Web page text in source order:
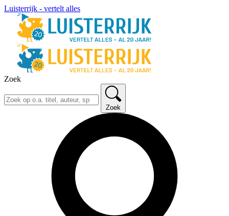
Luisterrijk - vertelt alles
Zoek
Zoek